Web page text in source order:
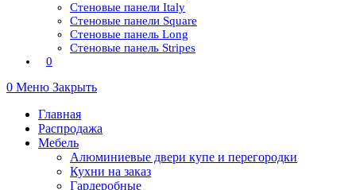
Стеновые панели Italy
Стеновые панели Square
Стеновые панель Long
Стеновые панель Stripes
0
0 Меню Закрыть
Главная
Распродажа
Мебель
Алюминиевые двери купе и перегородки
Кухни на заказ
Гардеробные